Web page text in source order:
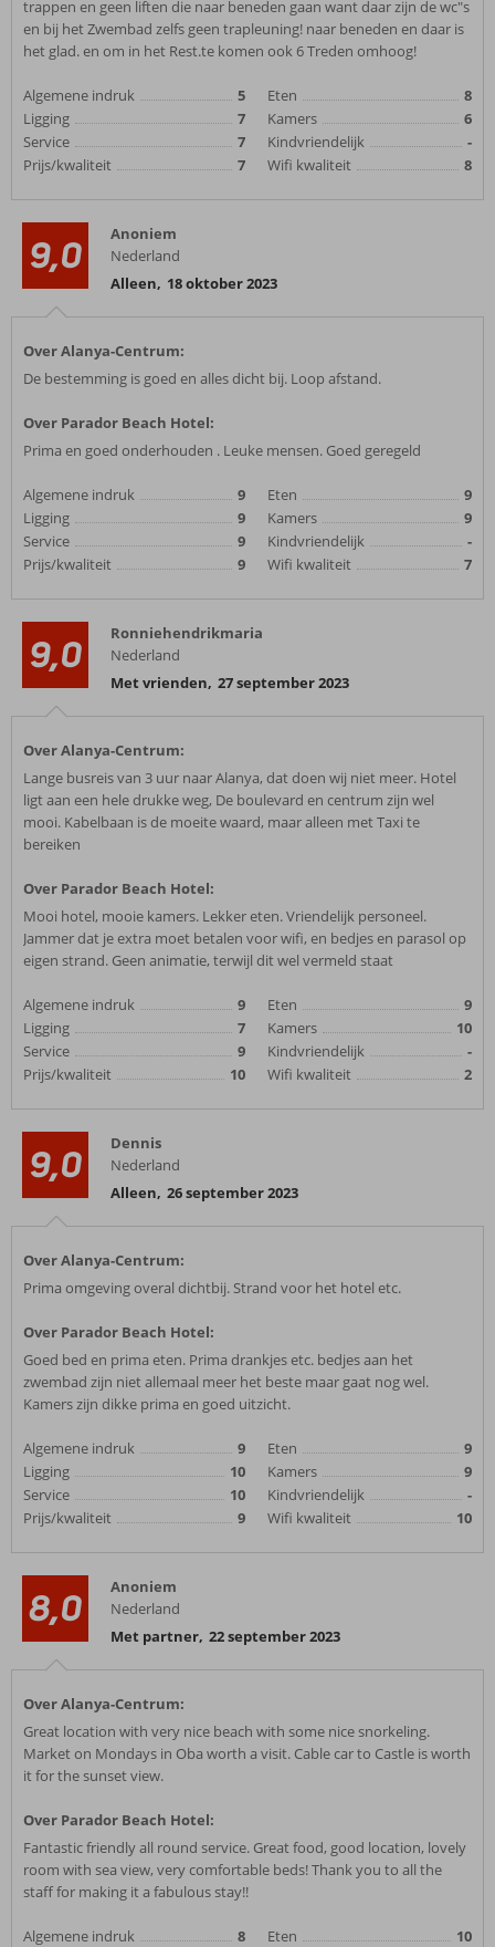
trappen en geen liften die naar beneden gaan want daar zijn de wc"s
en bij het Zwembad zelfs geen trapleuning! naar beneden en daar is
het glad. en om in het Rest.te komen ook 6 Treden omhoog!
Algemene indruk
5
Ligging
7
Service
7
Prijs/kwaliteit
7
Eten
8
Kamers
6
Kindvriendelijk
-
Wifi kwaliteit
8
9,0
Anoniem
Nederland
Alleen, 18 oktober 2023
Over Alanya-Centrum:
De bestemming is goed en alles dicht bij. Loop afstand.
Over Parador Beach Hotel:
Prima en goed onderhouden . Leuke mensen. Goed geregeld
Algemene indruk
9
Ligging
9
Service
9
Prijs/kwaliteit
9
Eten
9
Kamers
9
Kindvriendelijk
-
Wifi kwaliteit
7
9,0
Ronniehendrikmaria
Nederland
Met vrienden, 27 september 2023
Over Alanya-Centrum:
Lange busreis van 3 uur naar Alanya, dat doen wij niet meer. Hotel
ligt aan een hele drukke weg, De boulevard en centrum zijn wel
mooi. Kabelbaan is de moeite waard, maar alleen met Taxi te
bereiken
Over Parador Beach Hotel:
Mooi hotel, mooie kamers. Lekker eten. Vriendelijk personeel.
Jammer dat je extra moet betalen voor wifi, en bedjes en parasol op
eigen strand. Geen animatie, terwijl dit wel vermeld staat
Algemene indruk
9
Ligging
7
Service
9
Prijs/kwaliteit
10
Eten
9
Kamers
10
Kindvriendelijk
-
Wifi kwaliteit
2
9,0
Dennis
Nederland
Alleen, 26 september 2023
Over Alanya-Centrum:
Prima omgeving overal dichtbij. Strand voor het hotel etc.
Over Parador Beach Hotel:
Goed bed en prima eten. Prima drankjes etc. bedjes aan het
zwembad zijn niet allemaal meer het beste maar gaat nog wel.
Kamers zijn dikke prima en goed uitzicht.
Algemene indruk
9
Ligging
10
Service
10
Prijs/kwaliteit
9
Eten
9
Kamers
9
Kindvriendelijk
-
Wifi kwaliteit
10
8,0
Anoniem
Nederland
Met partner, 22 september 2023
Over Alanya-Centrum:
Great location with very nice beach with some nice snorkeling.
Market on Mondays in Oba worth a visit. Cable car to Castle is worth
it for the sunset view.
Over Parador Beach Hotel:
Fantastic friendly all round service. Great food, good location, lovely
room with sea view, very comfortable beds! Thank you to all the
staff for making it a fabulous stay!!
Algemene indruk
8
Eten
10